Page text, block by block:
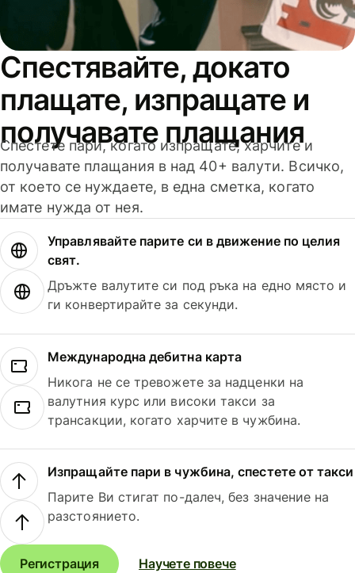
Спестявайте, докато
плащате, изпращате и
получавате плащания
Спестете пари, когато изпращате, харчите и
получавате плащания в над 40+ валути. Всичко,
от което се нуждаете, в една сметка, когато
имате нужда от нея.
Управлявайте парите си в движение по целия
свят.
Дръжте валутите си под ръка на едно място и
ги конвертирайте за секунди.
Международна дебитна карта
Никога не се тревожете за надценки на
валутния курс или високи такси за
трансакции, когато харчите в чужбина.
Изпращайте пари в чужбина, спестете от такси
Парите Ви стигат по-далеч, без значение на
разстоянието.
Регистрация Научете повече